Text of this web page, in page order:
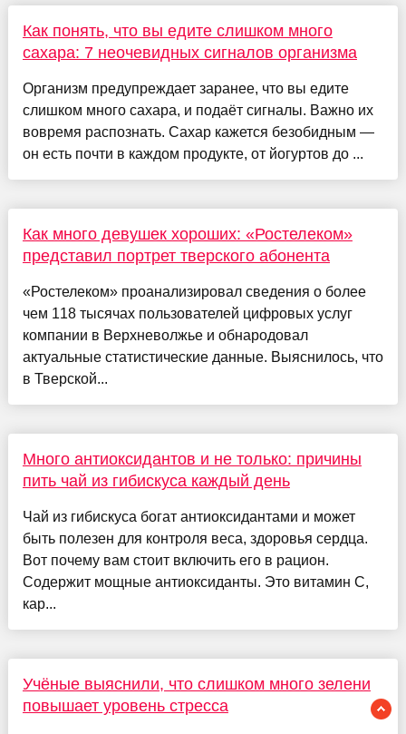
Как понять, что вы едите слишком много
сахара: 7 неочевидных сигналов организма
Организм предупреждает заранее, что вы едите
слишком много сахара, и подаёт сигналы. Важно их
вовремя распознать. Сахар кажется безобидным —
он есть почти в каждом продукте, от йогуртов до ...
Как много девушек хороших: «Ростелеком»
представил портрет тверского абонента
«Ростелеком» проанализировал сведения о более
чем 118 тысячах пользователей цифровых услуг
компании в Верхневолжье и обнародовал
актуальные статистические данные. Выяснилось, что
в Тверской...
Много антиоксидантов и не только: причины
пить чай из гибискуса каждый день
Чай из гибискуса богат антиоксидантами и может
быть полезен для контроля веса, здоровья сердца.
Вот почему вам стоит включить его в рацион.
Содержит мощные антиоксиданты. Это витамин С,
кар...
Учёные выяснили, что слишком много зелени
повышает уровень стресса